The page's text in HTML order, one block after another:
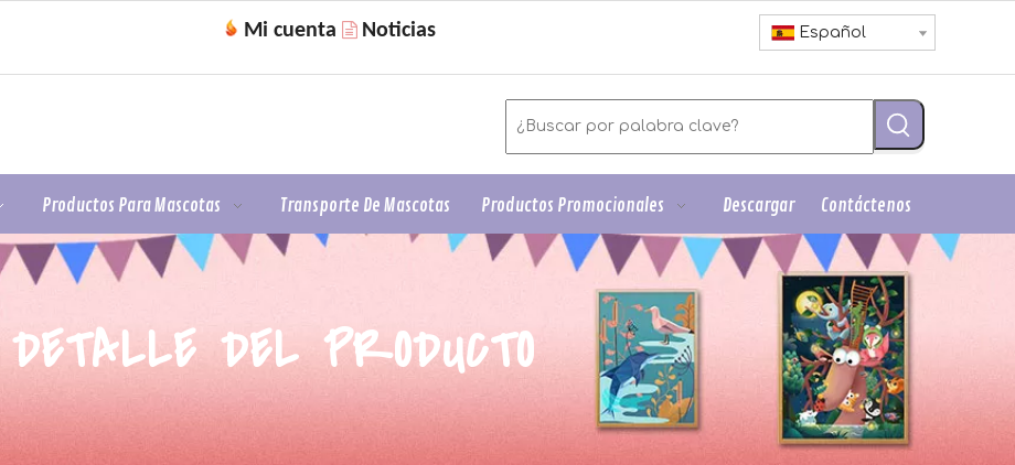
Mi cuenta  Noticias Español
Productos Para Mascotas Transporte De Mascotas Productos Promocionales Descargar Contáctenos
DETALLE DEL PRODUCTO